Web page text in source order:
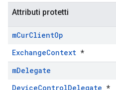
Attributi protetti
mCurClientOp
ExchangeContext *
mDelegate
DeviceControlDelegate *